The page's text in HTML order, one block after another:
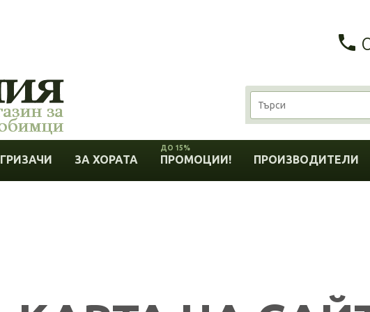
ГРИЗАЧИ ЗА ХОРАТА ПРОМОЦИИ!
ДО 15%
ПРОИЗВОДИТЕЛИ